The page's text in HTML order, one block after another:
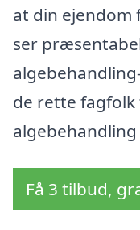
at din ejendom
ser
de rette
algebehandling
Få 3 tilbud,